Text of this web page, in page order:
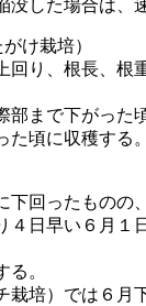
没した場合は、
け栽培）
回り、根長、根
部まで下がった
た頃に収穫する。
下回ったものの
４日早い６月１
る。
栽培）では６月